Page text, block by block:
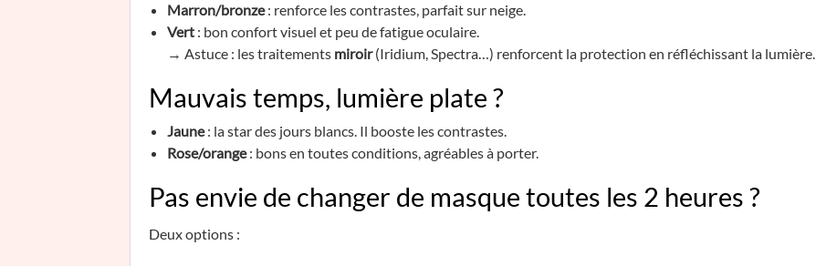
Marron/bronze: renforce les contrastes, parfait sur neige.
Vert : bon confort visuel et peu de fatigue oculaire.
→ Astuce : les traitements miroir(Iridium, Spectra…) renforcent la protection en réfléchissant la lumière.
Mauvais temps, lumière plate ?
Jaune: la star des jours blancs. Il booste les contrastes.
Rose/orange: bons en toutes conditions, agréables à porter.
Pas envie de changer de masque toutes les 2 heures ?
Deux options :